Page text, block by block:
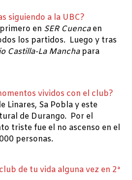
siguiendo a la UBC?
en SER Cuencaen
los partidos. Luego y tras
Castilla-La Manchapara
vividos con el club?
Linares, Sa Pobla y este
de Durango. Por el
triste fue el no ascenso en el
personas.
de tu vida alguna vez en 2ª